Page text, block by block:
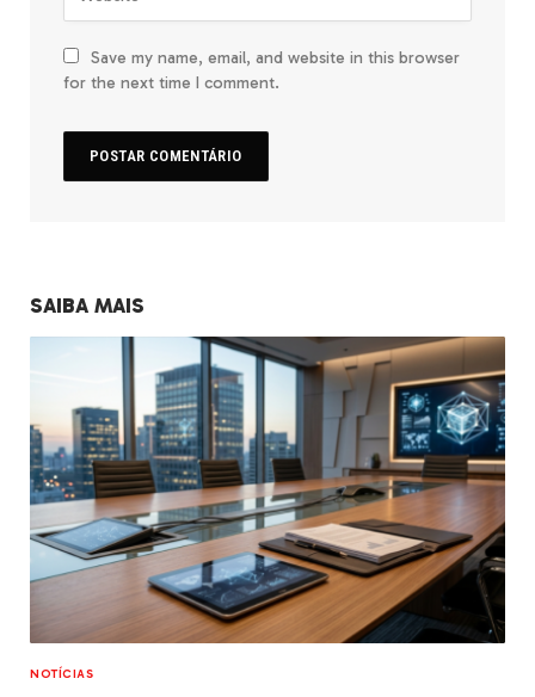
Save my name, email, and website in this browser
for the next time I comment.
SAIBA MAIS
NOTÍCIAS